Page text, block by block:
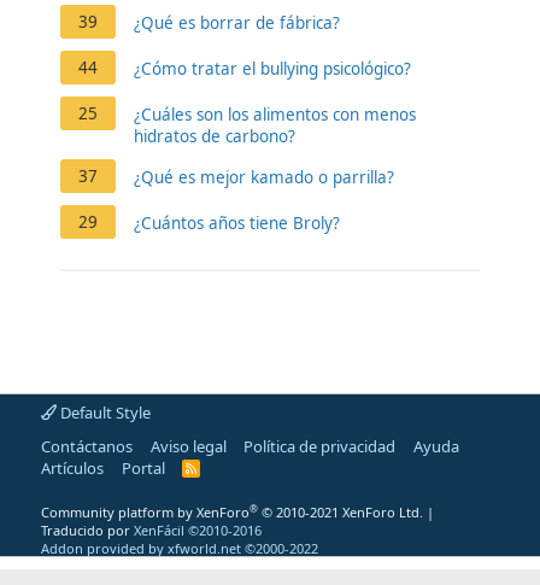
39
¿Qué es borrar de fábrica?
44 ¿Cómo tratar el bullying psicológico?
25
¿Cuáles son los alimentos con menos
hidratos de carbono?
37
¿Qué es mejor kamado o parrilla?
29 ¿Cuántos años tiene Broly?
Default Style
Contáctanos
Aviso legal Política de privacidad
Ayuda
Artículos
Portal
R
Community platform by XenForo® © 2010-2021 XenForo Ltd. |
Traducido por XenFácil ©2010-2016
Addon provided by xfworld.net ©2000-2022